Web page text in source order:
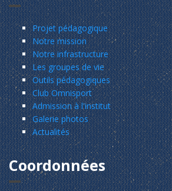
Projet pédagogique
Notre mission
Notre infrastructure
Les groupes de vie
Outils pédagogiques
Club Omnisport
Admission à l'institut
Galerie photos
Actualités
Coordonnées